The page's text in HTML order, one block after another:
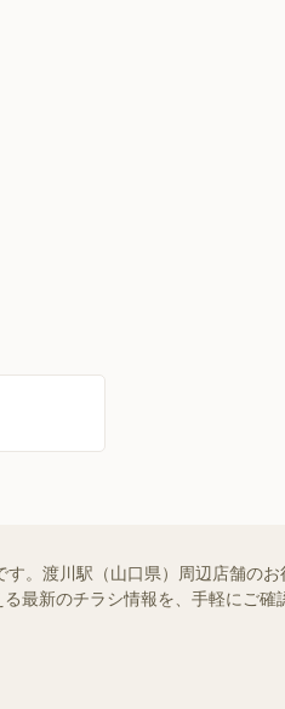
。渡川駅（山口県）周辺店舗の
最新のチラシ情報を、手軽にご